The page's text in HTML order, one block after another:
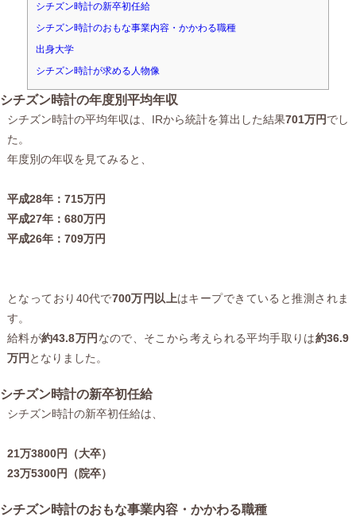
シチズン時計の新卒初任給
シチズン時計のおもな事業内容・かかわる職種
出身大学
シチズン時計が求める人物像
シチズン時計の年度別平均年収
シチズン時計の平均年収は、IRから統計を算出した結果701万円でし
た。
年度別の年収を見てみると、
平成28年：715万円
平成27年：680万円
平成26年：709万円
となっており40代で700万円以上はキープできていると推測されま
す。
給料が約43.8万円 なので、そこから考えられる平均手取りは約36.9
万円 となりました。
シチズン時計の新卒初任給
シチズン時計の新卒初任給は、
21万3800円（大卒）
23万5300円（院卒）
シチズン時計のおもな事業内容・かかわる職種